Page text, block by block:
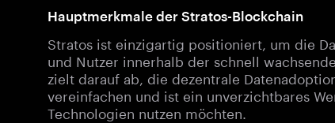
Hauptmerkmale der Stratos-Blockchain
Stratos ist einzigartig positioniert, um die
und Nutzer innerhalb der schnell
zielt darauf ab, die dezentrale
vereinfachen und ist ein unverzichtbares
Technologien nutzen möchten.